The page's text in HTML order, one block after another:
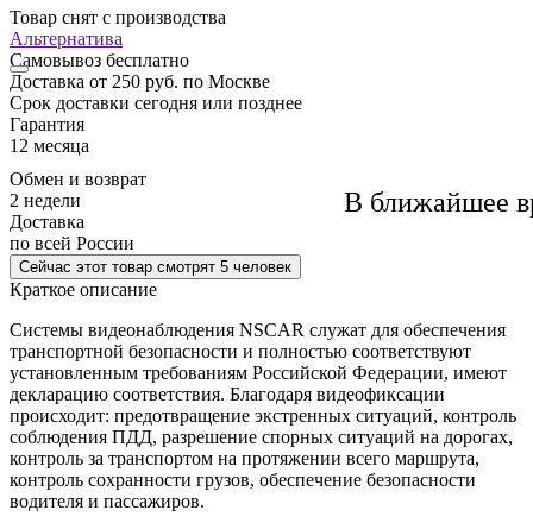
Товар снят с производства
В ближайшее
Альтернатива
Самовывоз бесплатно
Доставка от 250 руб. по Москве
Cрок доставки сегодня или позднее
Гарантия
12 месяца
Обмен и возврат
2 недели
Доставка
по всей России
Сейчас этот товар смотрят 5 человек
Краткое описание
Системы видеонаблюдения NSCAR служат для обеспечения
транспортной безопасности и полностью соответствуют
установленным требованиям Российской Федерации, имеют
декларацию соответствия. Благодаря видеофиксации
происходит: предотвращение экстренных ситуаций, контроль
соблюдения ПДД, разрешение спорных ситуаций на дорогах,
контроль за транспортом на протяжении всего маршрута,
контроль сохранности грузов, обеспечение безопасности
водителя и пассажиров.